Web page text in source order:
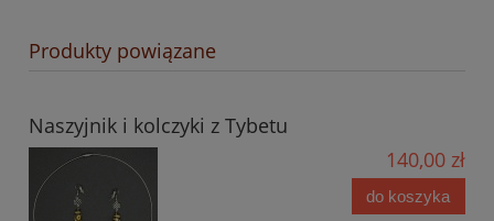
Produkty powiązane
Naszyjnik i kolczyki z Tybetu
140,00 zł
do koszyka